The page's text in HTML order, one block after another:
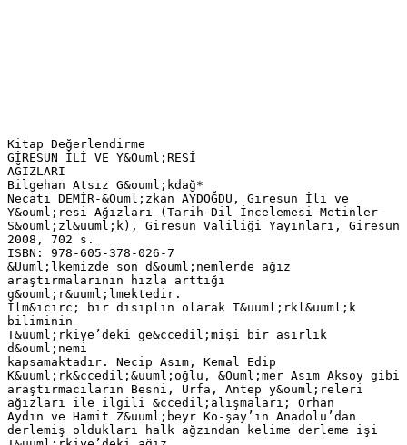
Kitap Değerlendirme
GİRESUN İLİ VE Y&Ouml;RESİ
AĞIZLARI
Bilgehan Atsız G&ouml;kdağ*
Necati DEMİR-&Ouml;zkan AYDOĞDU, Giresun İli ve
Y&ouml;resi Ağızları (Tarih-Dil İncelemesi–Metinler–
S&ouml;zl&uuml;k), Giresun Valiliği Yayınları, Giresun
2008, 702 s.
ISBN: 978-605-378-026-7
&Uuml;lkemizde son d&ouml;nemlerde ağız
araştırmalarının hızla arttığı
g&ouml;r&uuml;lmektedir.
İlm&icirc; bir disiplin olarak T&uuml;rkl&uuml;k
biliminin
T&uuml;rkiye’deki ge&ccedil;mişi bir asırlık
d&ouml;nemi
kapsamaktadır. Necip Asım, Kemal Edip
K&uuml;rk&ccedil;&uuml;oğlu, &Ouml;mer Asım Aksoy gibi
araştırmacıların Besni, Urfa, Antep y&ouml;releri
ağızları ile ilgili &ccedil;alışmaları; Orhan
Aydın ve Hamit Z&uuml;beyr Ko-şay’ın Anadolu’dan
derlemiş oldukları halk ağzından kelime derleme işi